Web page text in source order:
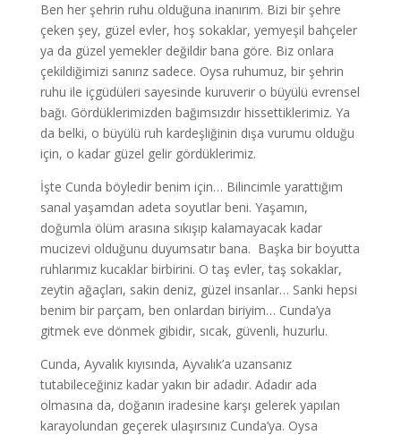
Ben her şehrin ruhu olduğuna inanırım. Bizi bir şehre
çeken şey, güzel evler, hoş sokaklar, yemyeşil bahçeler
ya da güzel yemekler değildir bana göre. Biz onlara
çekildiğimizi sanırız sadece. Oysa ruhumuz, bir şehrin
ruhu ile içgüdüleri sayesinde kuruverir o büyülü evrensel
bağı. Gördüklerimizden bağımsızdır hissettiklerimiz. Ya
da belki, o büyülü ruh kardeşliğinin dışa vurumu olduğu
için, o kadar güzel gelir gördüklerimiz.
İşte Cunda böyledir benim için… Bilincimle yarattığım
sanal yaşamdan adeta soyutlar beni. Yaşamın,
doğumla ölüm arasına sıkışıp kalamayacak kadar
mucizevi olduğunu duyumsatır bana. Başka bir boyutta
ruhlarımız kucaklar birbirini. O taş evler, taş sokaklar,
zeytin ağaçları, sakin deniz, güzel insanlar… Sanki hepsi
benim bir parçam, ben onlardan biriyim… Cunda’ya
gitmek eve dönmek gibidir, sıcak, güvenli, huzurlu.
Cunda, Ayvalık kıyısında, Ayvalık’a uzansanız
tutabileceğiniz kadar yakın bir adadır. Adadır ada
olmasına da, doğanın iradesine karşı gelerek yapılan
karayolundan geçerek ulaşırsınız Cunda’ya. Oysa